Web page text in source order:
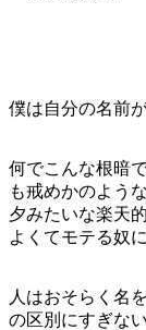
僕は自分の名前
何でこんな根暗
も戒めかのよう
夕みたいな楽天
よくてモテる奴
人はおそらく名
の区別にすぎな